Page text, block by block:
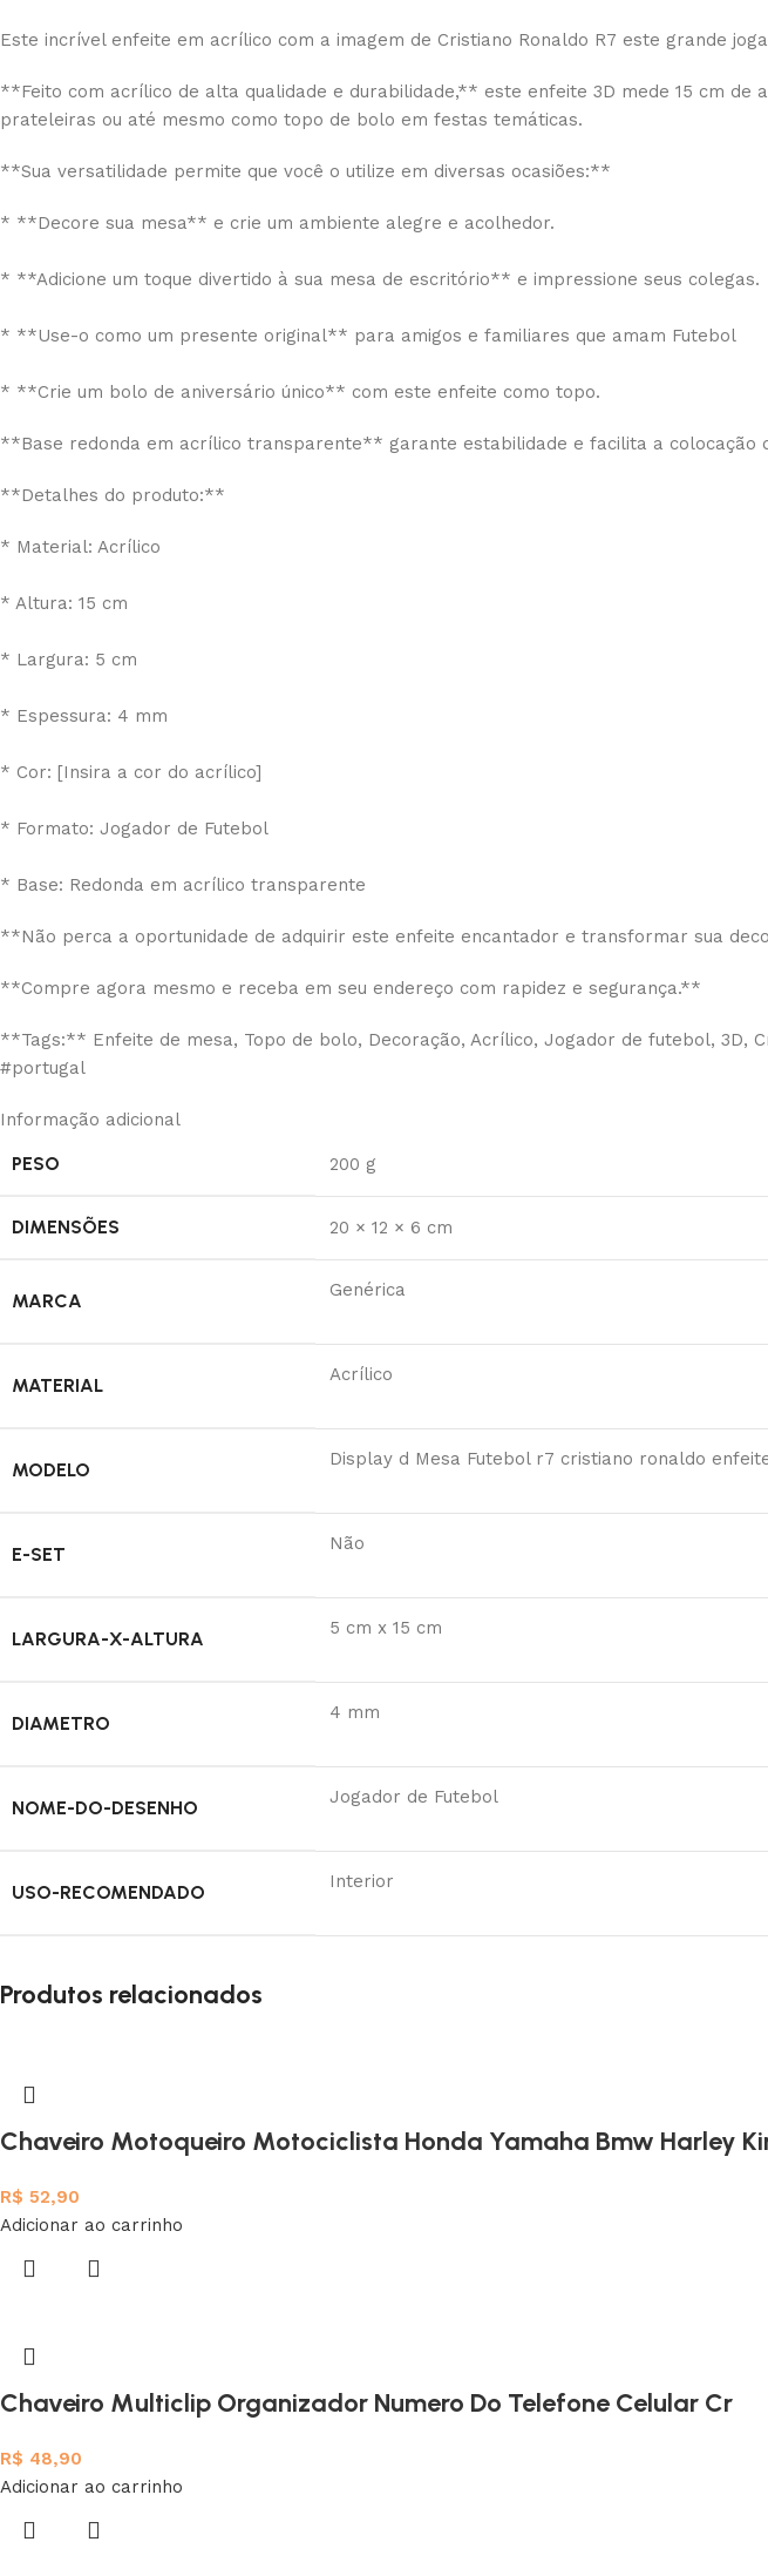
Este incrível enfeite em acrílico com a imagem de Cristiano Ronaldo R7 este grande
**Feito com acrílico de alta qualidade e durabilidade,** este enfeite 3D mede 15 cm
prateleiras ou até mesmo como topo de bolo em festas temáticas.
**Sua versatilidade permite que você o utilize em diversas ocasiões:**
* **Decore sua mesa** e crie um ambiente alegre e acolhedor.
* **Adicione um toque divertido à sua mesa de escritório** e impressione seus colegas.
* **Use-o como um presente original** para amigos e familiares que amam Futebol
* **Crie um bolo de aniversário único** com este enfeite como topo.
**Base redonda em acrílico transparente** garante estabilidade e facilita a colocação
**Detalhes do produto:**
* Material: Acrílico
* Altura: 15 cm
* Largura: 5 cm
* Espessura: 4 mm
* Cor: [Insira a cor do acrílico]
* Formato: Jogador de Futebol
* Base: Redonda em acrílico transparente
**Não perca a oportunidade de adquirir este enfeite encantador e transformar sua
**Compre agora mesmo e receba em seu endereço com rapidez e segurança.**
**Tags:** Enfeite de mesa, Topo de bolo, Decoração, Acrílico, Jogador de futebol, 3D,
#portugal
Informação adicional
PESO 200 g
DIMENSÕES 20 × 12 × 6 cm
MARCA Genérica
MATERIAL Acrílico
MODELO Display d Mesa Futebol r7 cristiano ronaldo
E-SET Não
LARGURA-X-ALTURA 5 cm x 15 cm
DIAMETRO 4 mm
NOME-DO-DESENHO Jogador de Futebol
USO-RECOMENDADO Interior
Produtos relacionados
Chaveiro Motoqueiro Motociclista Honda Yamaha Bmw Harley
R$ 52,90
Adicionar ao carrinho
Chaveiro Multiclip Organizador Numero Do Telefone Celular Cr
R$ 48,90
Adicionar ao carrinho